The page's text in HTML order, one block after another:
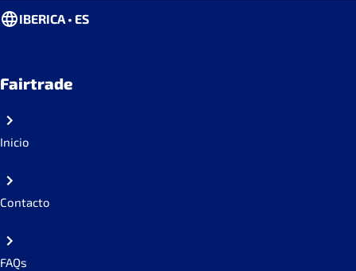
IBERICA • ES
Fairtrade
Inicio
Contacto
FAQs